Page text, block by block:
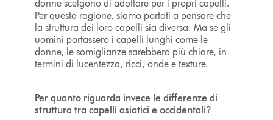
donne scelgono di adottare per i propri capelli.
Per questa ragione, siamo portati a pensare che
la struttura dei loro capelli sia diversa. Ma se gli
uomini portassero i capelli lunghi come le
donne, le somiglianze sarebbero più chiare, in
termini di lucentezza, ricci, onde e texture.
Per quanto riguarda invece le differenze di
struttura tra capelli asiatici e occidentali?